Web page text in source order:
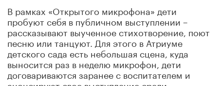
В рамках «Открытого микрофона» дети
пробуют себя в публичном выступлении –
рассказывают выученное стихотворение, поют
песню или танцуют. Для этого в Атриуме
детского сада есть небольшая сцена, куда
выносится раз в неделю микрофон, дети
договариваются заранее с воспитателем и